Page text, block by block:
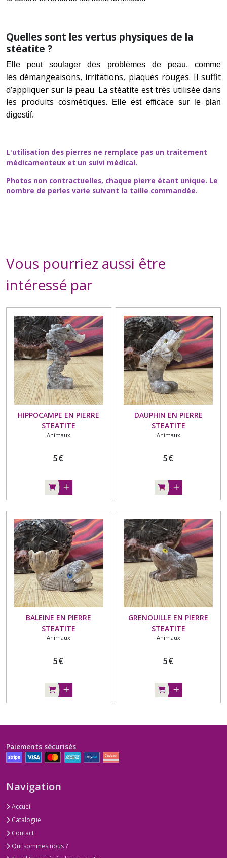
Quelles sont les vertus physiques de la
stéatite ?
Elle peut soulager des problèmes de peau, comme
lesdémangeaisons, irritations, plaques rouges. Il suffit
d’appliquer sur la peau. La stéatite est très utilisée dans
les produits cosmétiques.
Elle est efficace sur le plan
digestif.
L'utilisation des pierres ne remplace pas un traitement
médicamenteux et un suivi médical.
Photos non contractuelles, chaque pierre étant unique. Le
nombre de perles varie suivant la taille commandée.
Vous pourriez aussi être
intéressé par
HIPPOCAMPE EN PIERRE
STEATITE
Animaux
5€
DAUPHIN EN PIERRE
STEATITE
Animaux
5€
BALEINE EN PIERRE
STEATITE
Animaux
5€
GRENOUILLE EN PIERRE
STEATITE
Animaux
5€
Paiements sécurisés
Navigation
Accueil
Catalogue
Contact
Qui sommes nous ?